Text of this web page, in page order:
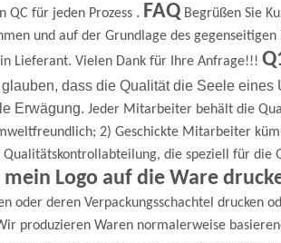
QC für jeden Prozess . FAQ Begrüßen Sie
und auf der Grundlage des
Lieferant. Vielen Dank für Ihre Anfrage!!!
dass die Qualität die Seele
Erwägung. Jeder Mitarbeiter behält die
2) Geschickte Mitarbeiter
Qualitätskontrollabteilung, die speziell für die
Logo auf die Ware
oder deren Verpackungsschachtel drucken
produzieren Waren normalerweise